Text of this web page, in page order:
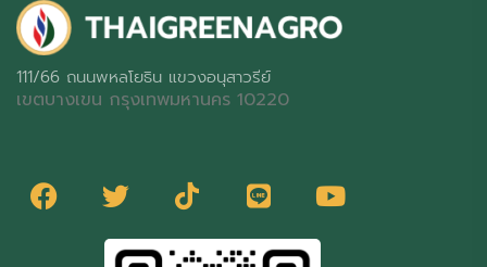
111/66 ถนนพหลโยธิน แขวงอนุสาวรีย์
เขตบางเขน กรุงเทพมหานคร 10220